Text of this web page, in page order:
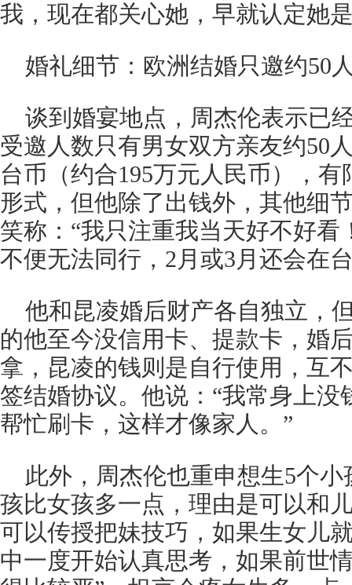
我，现在都关心她，早就认定她
婚礼细节：欧洲结婚只邀约50
谈到婚宴地点，周杰伦表示已
受邀人数只有男女双方亲友约50
台币（约合195万元人民币），
形式，但他除了出钱外，其他细
笑称：“我只注重我当天好不好看
不便无法同行，2月或3月还会在
他和昆凌婚后财产各自独立，
的他至今没信用卡、提款卡，婚
拿，昆凌的钱则是自行使用，互
签结婚协议。他说：“我常身上
帮忙刷卡，这样才像家人。”
此外，周杰伦也重申想生5个
孩比女孩多一点，理由是可以和
可以传授把妹技巧，如果生女儿
中一度开始认真思考，如果前世